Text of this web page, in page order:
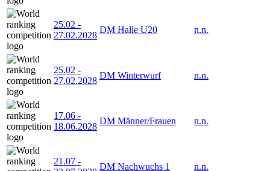
25.02 -
27.02.2028
DM Halle U20 n.n.
25.02 -
27.02.2028
DM Winterwurf n.n.
17.06 -
18.06.2028
DM Männer/Frauen n.n.
21.07 -
DM Nachwuchs 1 n.n.